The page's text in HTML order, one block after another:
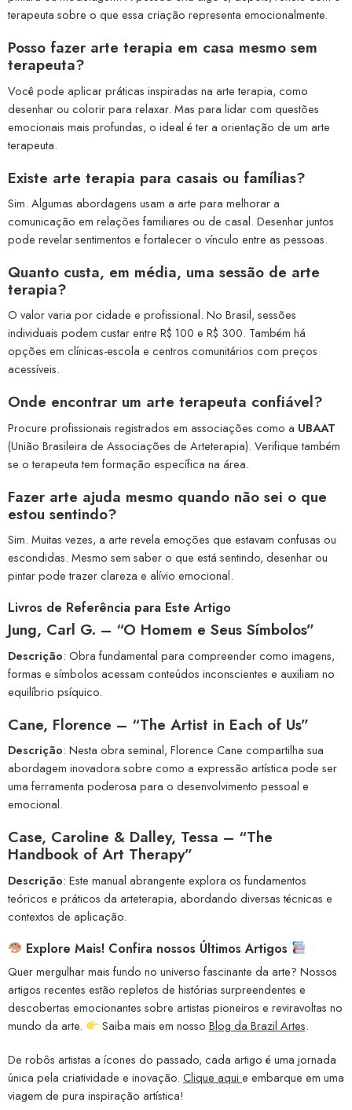
terapeuta sobre o que essa criação representa emocionalmente.
Posso fazer arte terapia em casa mesmo sem
terapeuta?
Você pode aplicar práticas inspiradas na arte terapia, como
desenhar ou colorir para relaxar. Mas para lidar com questões
emocionais mais profundas, o ideal é ter a orientação de um arte
terapeuta.
Existe arte terapia para casais ou famílias?
Sim. Algumas abordagens usam a arte para melhorar a
comunicação em relações familiares ou de casal. Desenhar juntos
pode revelar sentimentos e fortalecer o vínculo entre as pessoas.
Quanto custa, em média, uma sessão de arte
terapia?
O valor varia por cidade e profissional. No Brasil, sessões
individuais podem custar entre R$ 100 e R$ 300. Também há
opções em clínicas-escola e centros comunitários com preços
acessíveis.
Onde encontrar um arte terapeuta confiável?
Procure profissionais registrados em associações como a UBAAT
(União Brasileira de Associações de Arteterapia). Verifique também
se o terapeuta tem formação específica na área.
Fazer arte ajuda mesmo quando não sei o que
estou sentindo?
Sim. Muitas vezes, a arte revela emoções que estavam confusas ou
escondidas. Mesmo sem saber o que está sentindo, desenhar ou
pintar pode trazer clareza e alívio emocional.
Livros de Referência para Este Artigo
Jung, Carl G. – “O Homem e Seus Símbolos”
Descrição: Obra fundamental para compreender como imagens,
formas e símbolos acessam conteúdos inconscientes e auxiliam no
equilíbrio psíquico.
Cane, Florence – “The Artist in Each of Us”
Descrição: Nesta obra seminal, Florence Cane compartilha sua
abordagem inovadora sobre como a expressão artística pode ser
uma ferramenta poderosa para o desenvolvimento pessoal e
emocional.
Case, Caroline & Dalley, Tessa – “The
Handbook of Art Therapy”
Descrição: Este manual abrangente explora os fundamentos
teóricos e práticos da arteterapia, abordando diversas técnicas e
contextos de aplicação.
Explore Mais! Confira nossos Últimos Artigos
Quer mergulhar mais fundo no universo fascinante da arte? Nossos
artigos recentes estão repletos de histórias surpreendentes e
descobertas emocionantes sobre artistas pioneiros e reviravoltas no
mundo da arte.
Saiba mais em nosso Blog da Brazil Artes.
De robôs artistas a ícones do passado, cada artigo é uma jornada
única pela criatividade e inovação. Clique aqui e embarque em uma
viagem de pura inspiração artística!